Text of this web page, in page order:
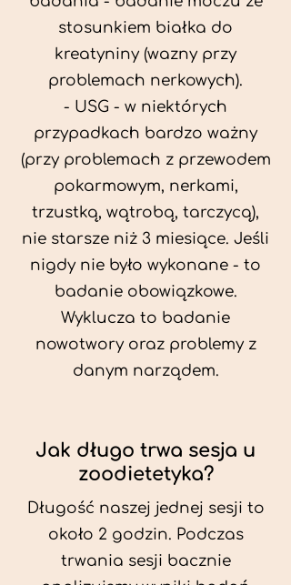
stosunkiem białka do
kreatyniny (wazny przy
problemach nerkowych).
- USG - w niektórych
przypadkach bardzo ważny
(przy problemach z przewodem
pokarmowym, nerkami,
trzustką, wątrobą, tarczycą),
nie starsze niż 3 miesiące. Jeśli
nigdy nie było wykonane - to
badanie obowiązkowe.
Wyklucza to badanie
nowotwory oraz problemy z
danym narządem.
Jak długo trwa sesja u
zoodietetyka?
Długość naszej jednej sesji to
około 2 godzin. Podczas
trwania sesji bacznie